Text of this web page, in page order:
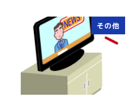
その他